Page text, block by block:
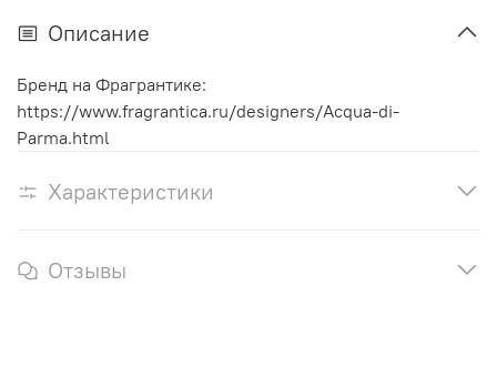
Описание
Бренд на Фрагрантике:
https://www.fragrantica.ru/designers/Acqua-di-
Parma.html
Характеристики
Отзывы